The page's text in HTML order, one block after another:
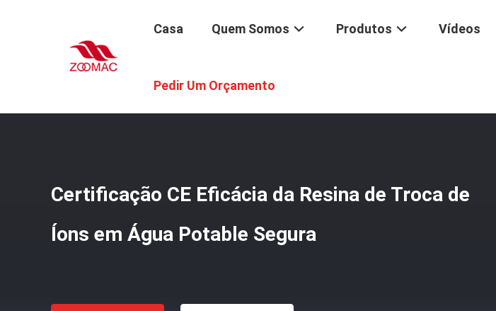
Casa Quem Somos Produtos Vídeos
Pedir Um Orçamento
Certificação CE Eficácia da Resina de Troca de
Íons em Água Potable Segura